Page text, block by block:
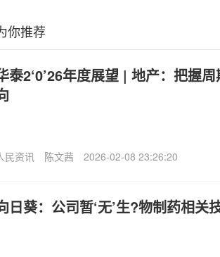
你推荐
泰2‘0’26年度展望 | 地产：把握
民资讯 陈文茜 2026-02-08 23:26:20
日葵：公司暂‘无’生?物制药相关